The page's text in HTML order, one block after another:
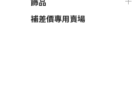
補差價專用賣場